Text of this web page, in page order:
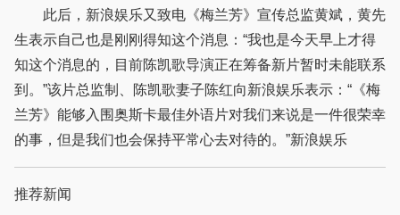
此后，新浪娱乐又致电《梅兰芳》宣传总监黄斌，黄先
生表示自己也是刚刚得知这个消息：“我也是今天早上才得
知这个消息的，目前陈凯歌导演正在筹备新片暂时未能联系
到。”该片总监制、陈凯歌妻子陈红向新浪娱乐表示：“《梅
兰芳》能够入围奥斯卡最佳外语片对我们来说是一件很荣幸
的事，但是我们也会保持平常心去对待的。”新浪娱乐
推荐新闻